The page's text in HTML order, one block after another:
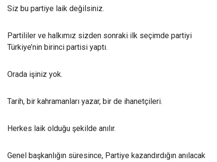
Siz bu partiye laik değilsiniz.
Partililer ve halkımız sizden sonraki ilk seçimde partiyi
Türkiye’nin birinci partisi yaptı.
Orada işiniz yok.
Tarih, bir kahramanları yazar, bir de ihanetçileri.
Herkes laik olduğu şekilde anılır.
Genel başkanlığın süresince, Partiye kazandırdığın anılacak